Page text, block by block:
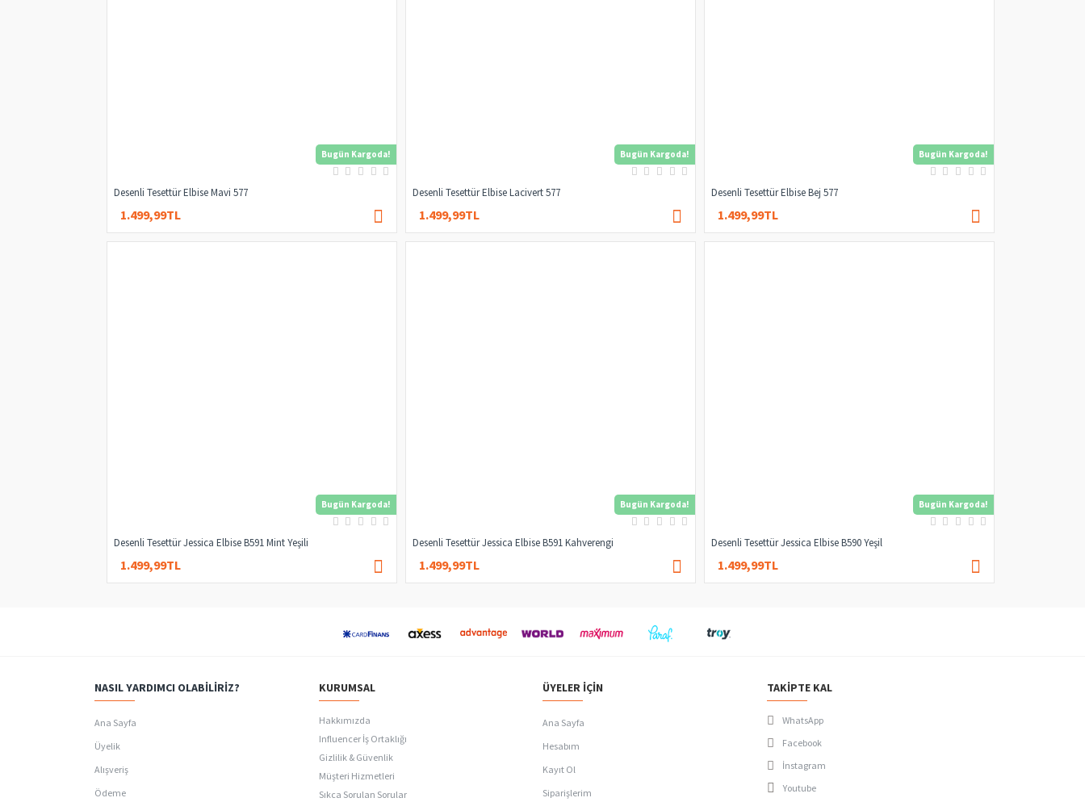
Bugün Kargoda!
Desenli Tesettür Elbise Mavi 577
1.499,99TL
Bugün Kargoda!
Desenli Tesettür Elbise Lacivert 577
1.499,99TL
Bugün Kargoda!
Desenli Tesettür Elbise Bej 577
1.499,99TL
Bugün Kargoda!
Desenli Tesettür Jessica Elbise B591 Mint Yeşili
1.499,99TL
Bugün Kargoda!
Desenli Tesettür Jessica Elbise B591 Kahverengi
1.499,99TL
Bugün Kargoda!
Desenli Tesettür Jessica Elbise B590 Yeşil
1.499,99TL
NASIL YARDIMCI OLABILIRIZ?
Ana Sayfa
Üyelik
Alışveriş
Ödeme
KURUMSAL
Hakkımızda
Influencer İş Ortaklığı
Gizlilik & Güvenlik
Müşteri Hizmetleri
Sıkca Sorulan Sorular
ÜYELER İÇIN
Ana Sayfa
Hesabım
Kayıt Ol
Siparişlerim
TAKIPTE KAL
WhatsApp
Facebook
İnstagram
Youtube